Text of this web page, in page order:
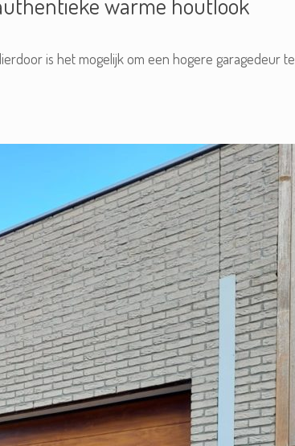
is het mogelijk om een hogere garagedeur te